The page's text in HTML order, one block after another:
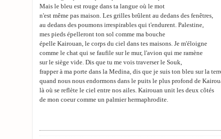
Mais le bleu est rouge dans ta langue où le mot
n'est même pas maison. Les grilles brûlent au dedans des fenêtres,
au dedans des poumons irrespirables qui t'endurent. Palestine,
mes pieds épelleront ton sol comme ma bouche
épelle Kairouan, le corps du ciel dans tes maisons. Je m'éloigne
comme le chat qui se faufile sur le mur, l'avion qui me ramène
sur le siège vide. Dis que tu me vois traverser le Souk,
frapper à ma porte dans la Medina, dis que je suis ton bleu sur la
quand nous nous endormons dans le puits le plus profond de
là où se reflète le ciel entre nos ailes. Kairouan unit les deux côtés
de mon coeur comme un palmier hermaphrodite.